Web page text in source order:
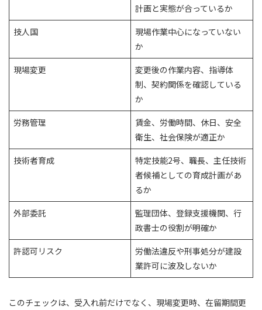
計画と実態が合っているか
技人国
現場作業中心になっていない
か
現場変更
変更後の作業内容、指導体
制、契約関係を確認している
か
労務管理
賃金、労働時間、休日、安全
衛生、社会保険が適正か
技術者育成
特定技能2号、職長、主任技術
者候補としての育成計画があ
るか
外部委託
監理団体、登録支援機関、行
政書士の役割が明確か
許認可リスク
労働法違反や刑事処分が建設
業許可に波及しないか
このチェックは、受入れ前だけでなく、現場変更時、在留期間更